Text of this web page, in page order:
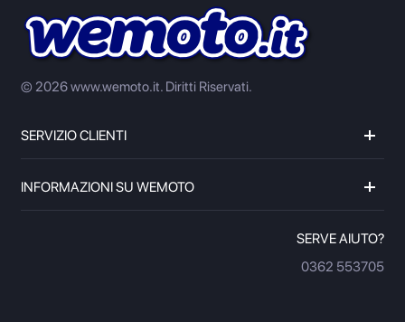
© 2026 www.wemoto.it. Diritti Riservati.
SERVIZIO CLIENTI
INFORMAZIONI SU WEMOTO
SERVE AIUTO?
0362 553705